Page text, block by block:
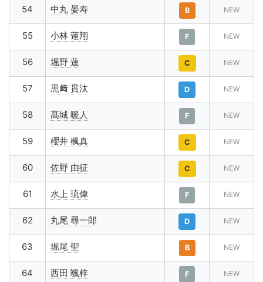
54 中丸 晏寿 B NEW
55 小林 蓮翔 F NEW
56 堀野 蓮 C NEW
57 黒﨑 貫汰 D NEW
58 髙城 暖人 F NEW
59 櫻井 楓真 C NEW
60 佐野 由征 C NEW
61 水上 琉偉 F NEW
62 丸尾 尋一郎 D NEW
63 堀尾 聖 B NEW
64 西田 颯梓 F NEW